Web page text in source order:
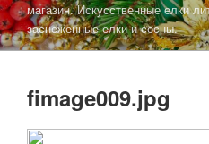
магазин. Искусственные елки
заснеженные елки и сосны.
fimage009.jpg